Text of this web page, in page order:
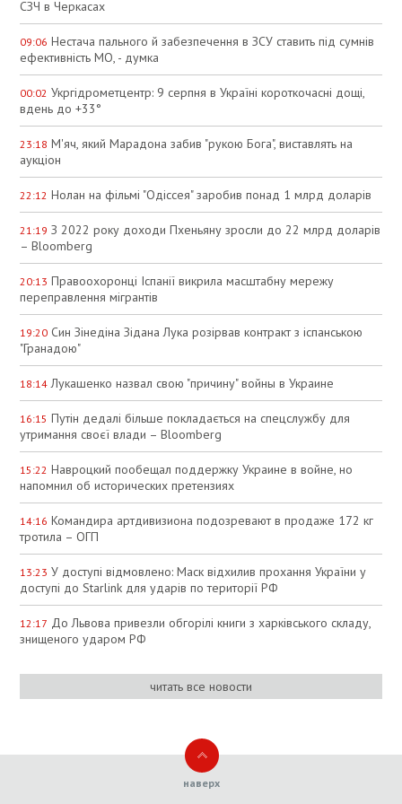
СЗЧ в Черкасах
09:06 Нестача пального й забезпечення в ЗСУ ставить під сумнів
ефективність МО, - думка
00:02 Укргідрометцентр: 9 серпня в Україні короткочасні дощі,
вдень до +33°
23:18 М'яч, який Марадона забив "рукою Бога", виставлять на
аукціон
22:12 Нолан на фільмі "Одіссея" заробив понад 1 млрд доларів
21:19 З 2022 року доходи Пхеньяну зросли до 22 млрд доларів
– Bloomberg
20:13 Правоохоронці Іспанії викрила масштабну мережу
переправлення мігрантів
19:20 Син Зінедіна Зідана Лука розірвав контракт з іспанською
"Гранадою"
18:14 Лукашенко назвал свою "причину" войны в Украине
16:15 Путін дедалі більше покладається на спецслужбу для
утримання своєї влади – Bloomberg
15:22 Навроцкий пообещал поддержку Украине в войне, но
напомнил об исторических претензиях
14:16 Командира артдивизиона подозревают в продаже 172 кг
тротила – ОГП
13:23 У доступі відмовлено: Маск відхилив прохання України у
доступі до Starlink для ударів по території РФ
12:17 До Львова привезли обгорілі книги з харківського складу,
знищеного ударом РФ
читать все новости
наверх